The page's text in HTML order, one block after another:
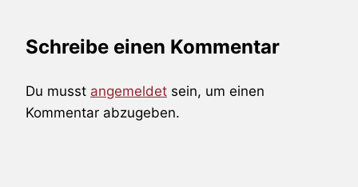
Schreibe einen Kommentar
Du musst angemeldet sein, um einen
Kommentar abzugeben.